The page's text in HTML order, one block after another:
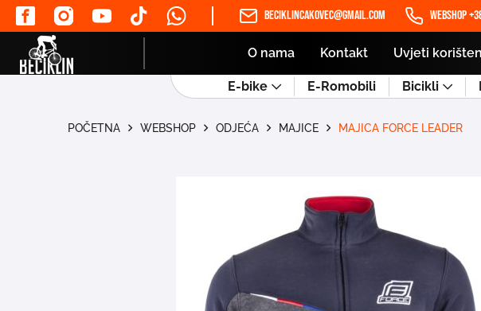
beciklincakovec@gmail.com WEBSHOP
O nama Kontakt Uvjeti
E-bike E-Romobili Bicikli
POČETNA WEBSHOP ODJEĆA MAJICE MAJICA FORCE LEADER